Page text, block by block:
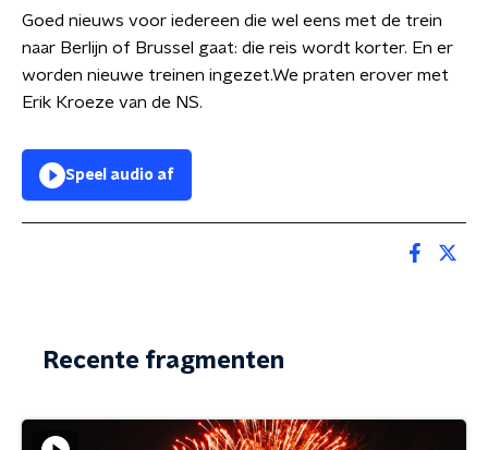
Goed nieuws voor iedereen die wel eens met de trein
naar Berlijn of Brussel gaat: die reis wordt korter. En er
worden nieuwe treinen ingezet.We praten erover met
Erik Kroeze van de NS.
Speel audio af
Recente fragmenten